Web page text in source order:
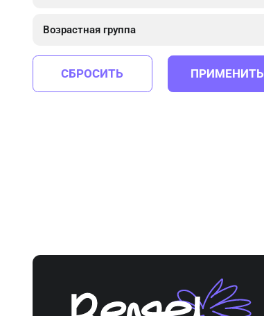
Возрастная группа
от 16
ПРИМЕНИТЬ
СБРОСИТЬ